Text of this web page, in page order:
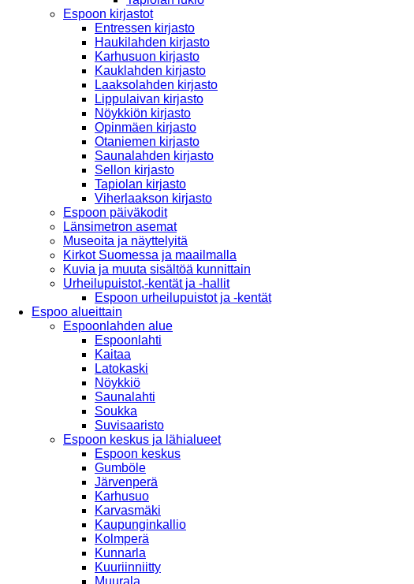
Espoon kirjastot
Entressen kirjasto
Haukilahden kirjasto
Karhusuon kirjasto
Kauklahden kirjasto
Laaksolahden kirjasto
Lippulaivan kirjasto
Nöykkiön kirjasto
Opinmäen kirjasto
Otaniemen kirjasto
Saunalahden kirjasto
Sellon kirjasto
Tapiolan kirjasto
Viherlaakson kirjasto
Espoon päiväkodit
Länsimetron asemat
Museoita ja näyttelyitä
Kirkot Suomessa ja maailmalla
Kuvia ja muuta sisältöä kunnittain
Urheilupuistot,-kentät ja -hallit
Espoon urheilupuistot ja -kentät
Espoo alueittain
Espoonlahden alue
Espoonlahti
Kaitaa
Latokaski
Nöykkiö
Saunalahti
Soukka
Suvisaaristo
Espoon keskus ja lähialueet
Espoon keskus
Gumböle
Järvenperä
Karhusuo
Karvasmäki
Kaupunginkallio
Kolmperä
Kunnarla
Kuuriinniitty
Muurala